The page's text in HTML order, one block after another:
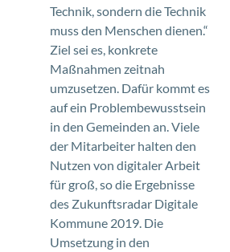
Technik, sondern die Technik
muss den Menschen dienen.“
Ziel sei es, konkrete
Maßnahmen zeitnah
umzusetzen. Dafür kommt es
auf ein Problembewusstsein
in den Gemeinden an. Viele
der Mitarbeiter halten den
Nutzen von digitaler Arbeit
für groß, so die Ergebnisse
des Zukunftsradar Digitale
Kommune 2019. Die
Umsetzung in den